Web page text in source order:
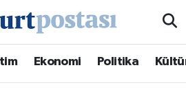
Ekonomi Politika